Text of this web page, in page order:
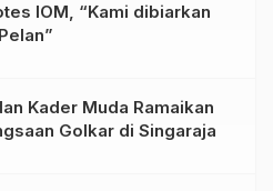
IOM, “Kami dibiarkan
Kader Muda Ramaikan
Golkar di Singaraja